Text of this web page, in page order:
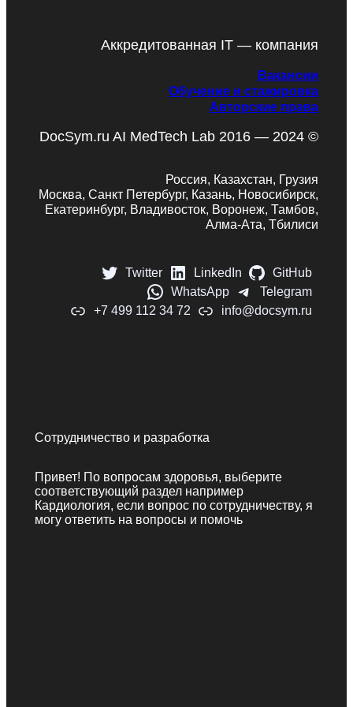
Аккредитованная IT — компания
Вакансии
Обучение и стажировка
Авторские права
DocSym.ru AI MedTech Lab 2016 — 2024 ©
Россия, Казахстан, Грузия
Москва, Санкт Петербург, Казань, Новосибирск,
Екатеринбург, Владивосток, Воронеж, Тамбов,
Алма-Ата, Тбилиси
Twitter LinkedIn
GitHub
WhatsApp
Telegram
+7 499 112 34 72
info@docsym.ru
Сотрудничество и разработка
Привет! По вопросам здоровья, выберите
соответствующий раздел например
Кардиология, если вопрос по сотрудничеству, я
могу ответить на вопросы и помочь